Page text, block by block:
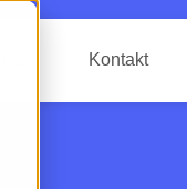
Kontakt